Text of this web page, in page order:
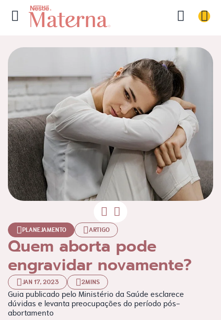
PLANEJAMENTO ARTIGO
Quem aborta pode
engravidar novamente?
JAN 17, 2023 2MINS
Guia publicado pelo Ministério da Saúde esclarece
dúvidas e levanta preocupações do período pós-
abortamento